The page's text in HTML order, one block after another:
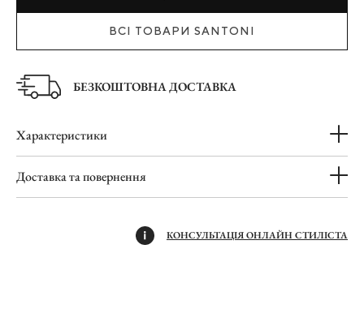
ВСІ ТОВАРИ SANTONI
БЕЗКОШТОВНА ДОСТАВКА
Характеристики
Доставка та повернення
КОНСУЛЬТАЦІЯ ОНЛАЙН СТИЛІСТА